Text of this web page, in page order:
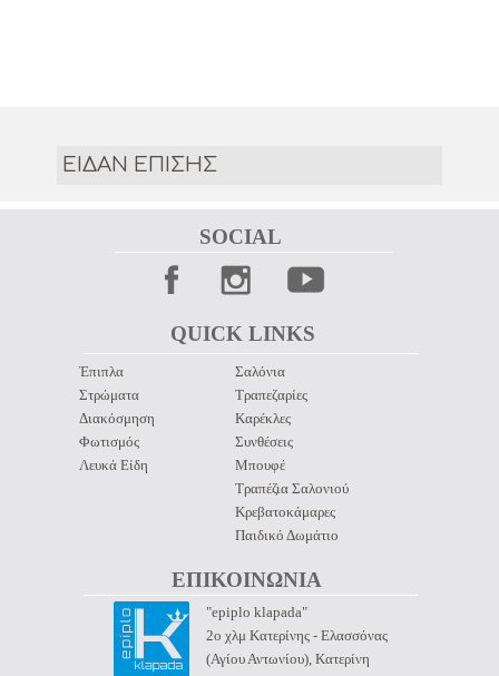
ΕΙΔΑΝ ΕΠΙΣΗΣ
QUICK LINKS
ΕΠΙΚΟΙΝΩΝΙΑ
SOCIAL
Έπιπλα
Στρώματα
Διακόσμηση
Φωτισμός
Λευκά Είδη
Σαλόνια
Τραπεζαρίες
Καρέκλες
Συνθέσεις
Μπουφέ
Τραπέζια Σαλονιού
Κρεβατοκάμαρες
Παιδικό Δωμάτιο
"epiplo klapada"
2ο χλμ Κατερίνης - Ελασσόνας
(Αγίου Αντωνίου), Κατερίνη